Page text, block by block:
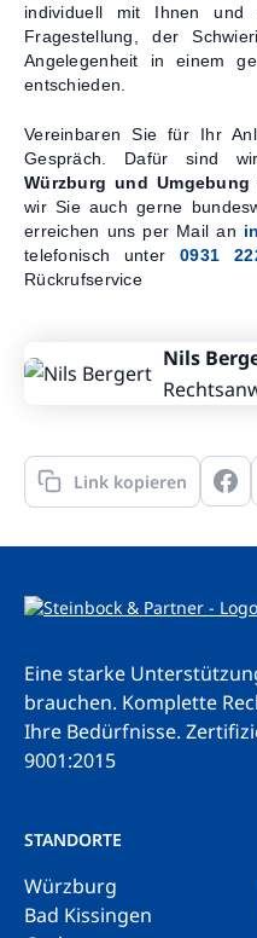
individuell mit Ihnen und
Fragestellung, der
Angelegenheit in einem
entschieden.
Vereinbaren Sie für Ihr
Gespräch. Dafür sind
Würzburg und
wir Sie auch gerne
erreichen uns per Mail an
telefonisch unter0931
Rückrufservice
Nils
Link kopieren
Eine starke
brauchen. Komplette
Ihre Bedürfnisse.
9001:2015
STANDORTE
Würzburg
Bad Kissingen